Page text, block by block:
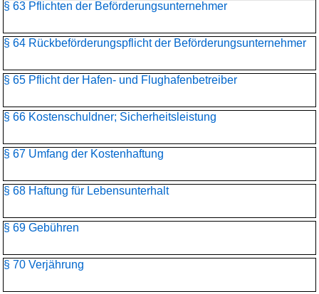
§ 63 Pflichten der Beförderungsunternehmer
§ 64 Rückbeförderungspflicht der Beförderungsunternehmer
§ 65 Pflicht der Hafen- und Flughafenbetreiber
§ 66 Kostenschuldner; Sicherheitsleistung
§ 67 Umfang der Kostenhaftung
§ 68 Haftung für Lebensunterhalt
§ 69 Gebühren
§ 70 Verjährung